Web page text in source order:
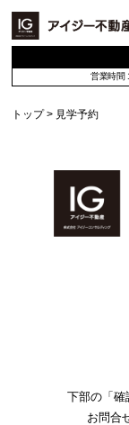
営業時間
トップ 見学予約
下部の「確
お問合